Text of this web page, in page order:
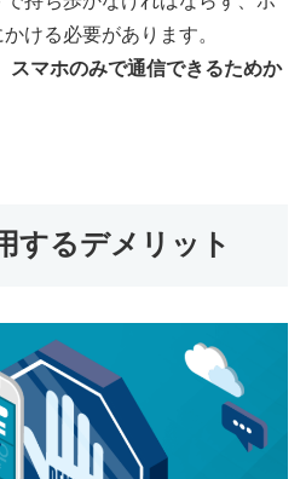
ける必要があります。
スマホのみで通信できるためか
するデメリット